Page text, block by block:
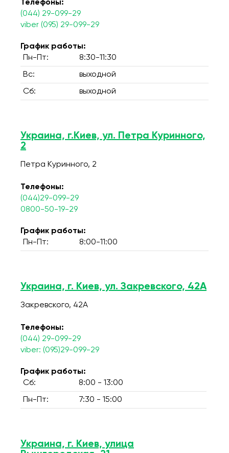
Телефоны:
(044) 29-099-29
viber (095) 29-099-29
График работы:
Пн-Пт:
8:30-11:30
Вс: выходной
Сб: выходной
Украина, г.Киев, ул. Петра Куринного,
2
Петра Куринного, 2
Телефоны:
(044)29-099-29
0800-50-19-29
График работы:
Пн-Пт:
8:00-11:00
Украина, г. Киев, ул. Закревского, 42А
Закревского, 42А
Телефоны:
(044) 29-099-29
viber: (095)29-099-29
График работы:
Сб:
8:00 - 13:00
Пн-Пт: 7:30 - 15:00
Украина, г. Киев, улица